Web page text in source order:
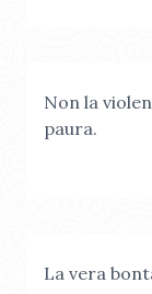
Non la
paura.
La vera